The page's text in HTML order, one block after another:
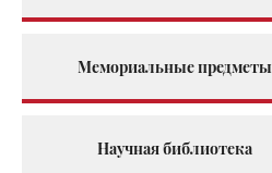
Мемориальные предметы
Научная библиотека